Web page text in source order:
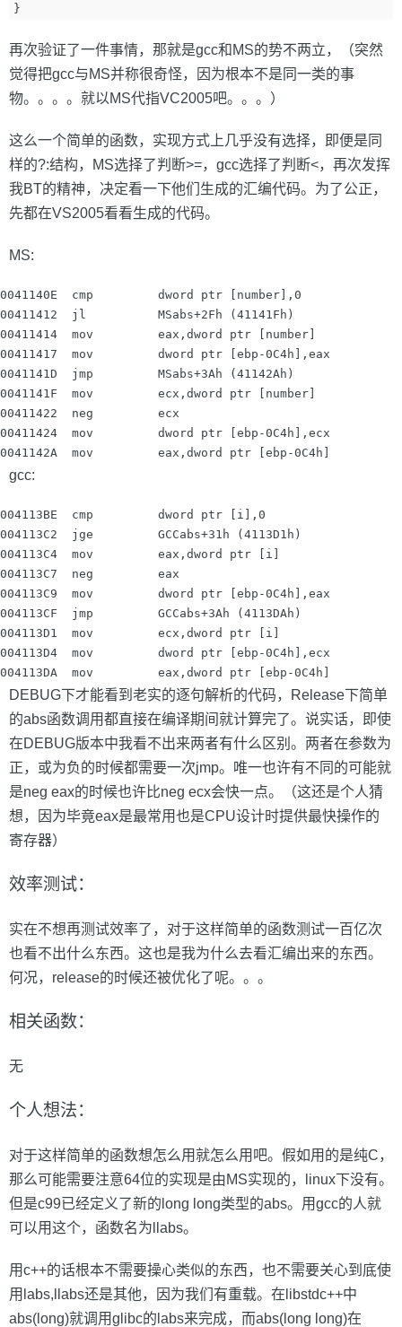
}
再次验证了一件事情，那就是gcc和MS的势不两立，（突然
觉得把gcc与MS并称很奇怪，因为根本不是同一类的事
物。。。。就以MS代指VC2005吧。。。）
这么一个简单的函数，实现方式上几乎没有选择，即便是同
样的?:结构，MS选择了判断>=，gcc选择了判断<，再次发挥
我BT的精神，决定看一下他们生成的汇编代码。为了公正，
先都在VS2005看看生成的代码。
MS:
0041140E  cmp         dword ptr [number],0
00411412  jl          MSabs+2Fh (41141Fh)
00411414  mov         eax,dword ptr [number]
00411417  mov         dword ptr [ebp-0C4h],eax
0041141D  jmp         MSabs+3Ah (41142Ah)
0041141F  mov         ecx,dword ptr [number]
00411422  neg         ecx
00411424  mov         dword ptr [ebp-0C4h],ecx
gcc:
004113BE  cmp         dword ptr [i],0
004113C2  jge         GCCabs+31h (4113D1h)
004113C4  mov         eax,dword ptr [i]
004113C7  neg         eax
004113C9  mov         dword ptr [ebp-0C4h],eax
004113CF  jmp         GCCabs+3Ah (4113DAh)
004113D1  mov         ecx,dword ptr [i]
004113D4  mov         dword ptr [ebp-0C4h],ecx
DEBUG下才能看到老实的逐句解析的代码，Release下简单
的abs函数调用都直接在编译期间就计算完了。说实话，即使
在DEBUG版本中我看不出来两者有什么区别。两者在参数为
正，或为负的时候都需要一次jmp。唯一也许有不同的可能就
是neg eax的时候也许比neg ecx会快一点。（这还是个人猜
想，因为毕竟eax是最常用也是CPU设计时提供最快操作的
寄存器）
效率测试：
实在不想再测试效率了，对于这样简单的函数测试一百亿次
也看不出什么东西。这也是我为什么去看汇编出来的东西。
何况，release的时候还被优化了呢。。。
相关函数：
无
个人想法：
对于这样简单的函数想怎么用就怎么用吧。假如用的是纯C，
那么可能需要注意64位的实现是由MS实现的，linux下没有。
但是c99已经定义了新的long long类型的abs。用gcc的人就
可以用这个，函数名为llabs。
用c++的话根本不需要操心类似的东西，也不需要关心到底使
用labs,llabs还是其他，因为我们有重载。在libstdc++中
abs(long)就调用glibc的labs来完成，而abs(long long)在